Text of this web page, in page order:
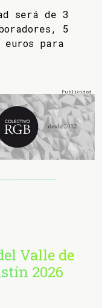
será de 3
5
para
Valle de
2026